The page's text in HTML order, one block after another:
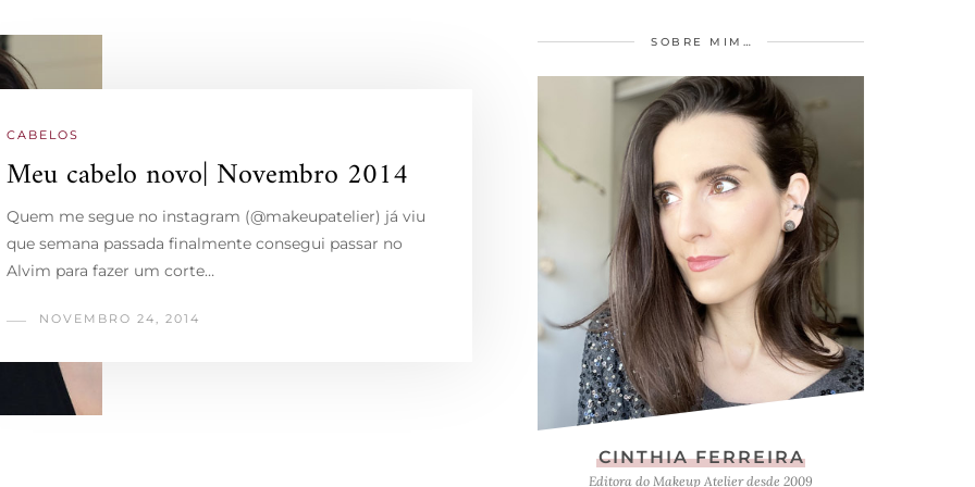
CABELOS
Meu cabelo novo| Novembro 2014
Quem me segue no instagram (@makeupatelier) já viu
que semana passada finalmente consegui passar no
Alvim para fazer um corte…
NOVEMBRO 24, 2014
SOBRE MIM…
CINTHIA FERREIRA
Editora do Makeup Atelier desde 2009